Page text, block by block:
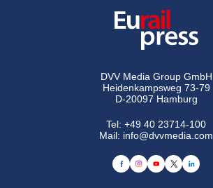
DVV Media Group GmbH
Heidenkampsweg 73-79
D-20097 Hamburg
Tel:+49 40 23714-100
Mail: info@dvvmedia.com